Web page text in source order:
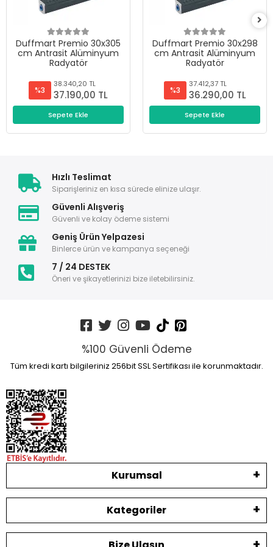
Duffmart Premio 30x305
cm Antrasit Alüminyum
Radyatör
%3
38.340,20 TL
37.190,00 TL
Sepete Ekle
Duffmart Premio 30x298
cm Antrasit Alüminyum
Radyatör
%3
37.412,37 TL
36.290,00 TL
Sepete Ekle
Hızlı Teslimat
Siparişleriniz en kısa sürede elinize ulaşır.
Güvenli Alışveriş
Güvenli ve kolay ödeme sistemi
Geniş Ürün Yelpazesi
Binlerce ürün ve kampanya seçeneği
7 / 24 DESTEK
Öneri ve şikayetlerinizi bize iletebilirsiniz.
%100 Güvenli Ödeme
Tüm kredi kartı bilgileriniz 256bit SSL Sertifikası ile korunmaktadır.
Kurumsal
Kategoriler